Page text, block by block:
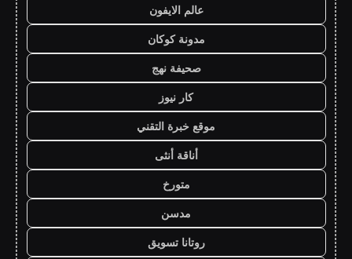
عالم الايفون
مدونة كوكان
صحيفة نهج
كار نيوز
موقع خبرة التقني
أناقة أنثى
متورخ
مدسن
روتانا تسويق